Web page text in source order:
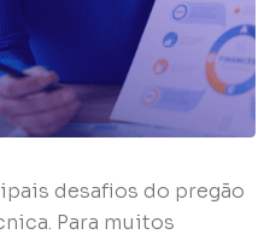
desafios do pregão
Para muitos